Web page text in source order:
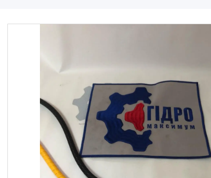
сільгосптехніки
ЗАПЧАСТИНИ ДЛЯ
БУДІВЕЛЬНОЇ І
ДОРОЖНЬОГО ТЕХНІКИ
Запчастини до
навантажувачів